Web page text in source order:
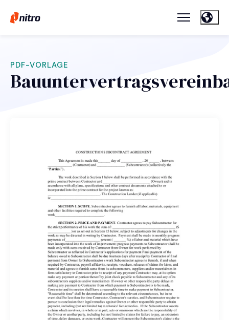
PDF-VORLAGE